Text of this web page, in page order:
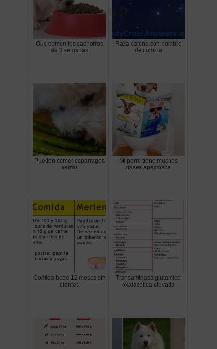
Que comen los cachorros
de 3 semanas
Raza canina con nombre
de comida
Pueden comer esparragos
perros
Mi perro tiene muchos
gases apestosos
Comida bebe 12 meses sin
dientes
Transaminasa glutamico
oxalacetica elevada